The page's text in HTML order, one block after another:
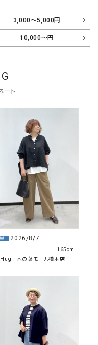
3,000～5,000円
10,000～円
ート
2026/8/7
Hug 木の葉モール橋本店
165cm